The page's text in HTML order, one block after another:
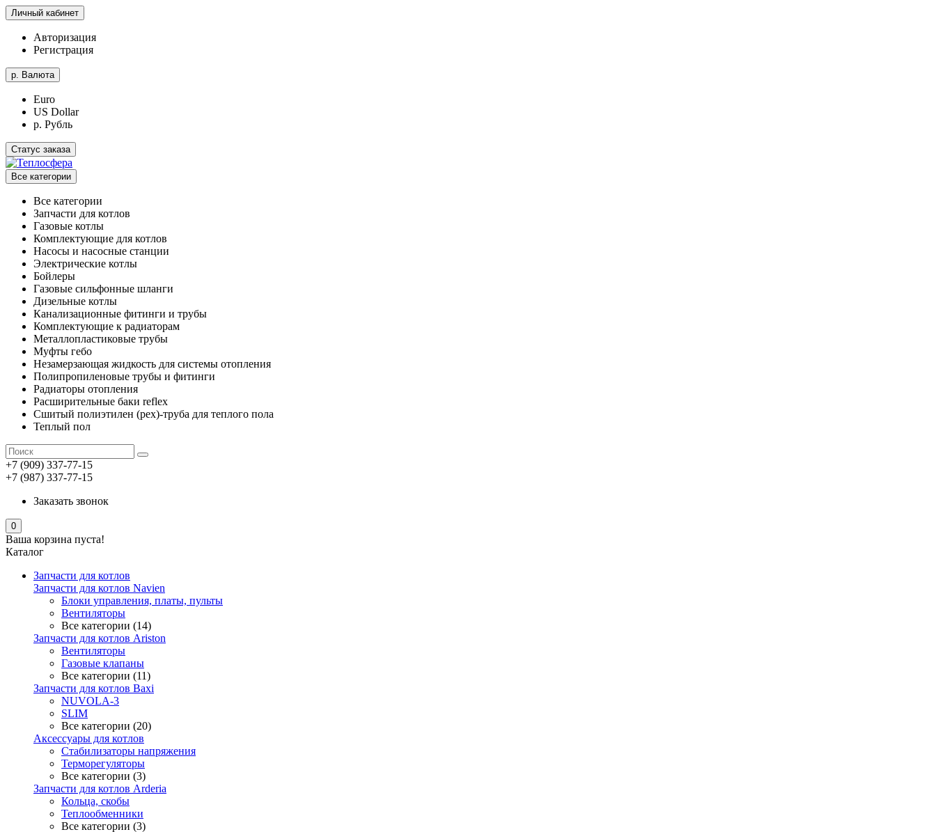
Личный кабинет
Авторизация
Регистрация
р. Валюта
Euro
US Dollar
р. Рубль
Статус заказа
Все категории
Все категории
Запчасти для котлов
Газовые котлы
Комплектующие для котлов
Насосы и насосные станции
Электрические котлы
Бойлеры
Газовые сильфонные шланги
Дизельные котлы
Канализационные фитинги и трубы
Комплектующие к радиаторам
Металлопластиковые трубы
Муфты гебо
Незамерзающая жидкость для системы отопления
Полипропиленовые трубы и фитинги
Радиаторы отопления
Расширительные баки reflex
Сшитый полиэтилен (pex)-труба для теплого пола
Теплый пол
+7 (909) 337-77-15
+7 (987) 337-77-15
Заказать звонок
0
Ваша корзина пуста!
Каталог
Запчасти для котлов
Запчасти для котлов Navien
Блоки управления, платы, пульты
Вентиляторы
Все категории (14)
Запчасти для котлов Ariston
Вентиляторы
Газовые клапаны
Все категории (11)
Запчасти для котлов Baxi
NUVOLA-3
SLIM
Все категории (20)
Аксессуары для котлов
Стабилизаторы напряжения
Терморегуляторы
Все категории (3)
Запчасти для котлов Arderia
Кольца, скобы
Теплообменники
Все категории (3)